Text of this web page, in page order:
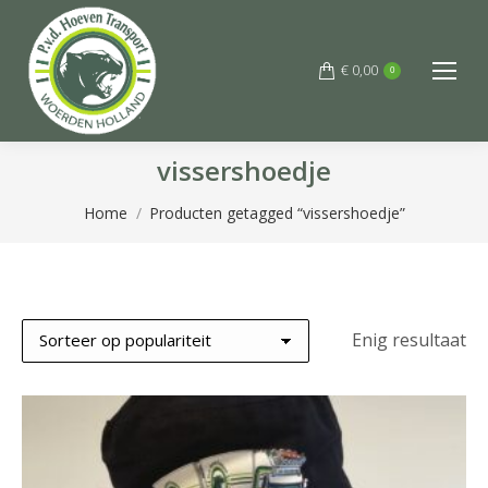
€ 0,00 0
vissershoedje
Je bent hier:
Home Producten getagged “vissershoedje”
Enig resultaat